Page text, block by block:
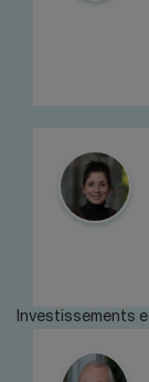
Investissements